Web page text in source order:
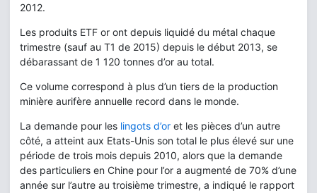
2012.
Les produits ETF or ont depuis liquidé du métal chaque
trimestre (sauf au T1 de 2015) depuis le début 2013, se
débarassant de 1 120 tonnes d’or au total.
Ce volume correspond à plus d’un tiers de la production
minière aurifère annuelle record dans le monde.
La demande pour les lingots d’or et les pièces d’un autre
côté, a atteint aux Etats-Unis son total le plus élevé sur une
période de trois mois depuis 2010, alors que la demande
des particuliers en Chine pour l’or a augmenté de 70% d’une
année sur l’autre au troisième trimestre, a indiqué le rapport